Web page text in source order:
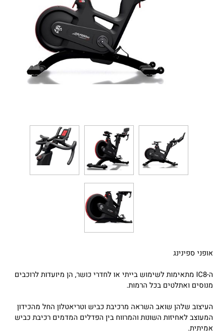
אופני ספינינג
ה-IC8 מתאימות לשימוש בייתי או לחדרי כושר, הן מיועדות לרוכבים
מנוסים ואתלטים בכל הרמות.
העיצוב שלהן שואב השראה מרכיבת כביש וטריאטלון החל מהכידון
המעוצב לאחיזות השונות והמרווח בין הפדלים המדמים רכיבת כביש
אמיתית.